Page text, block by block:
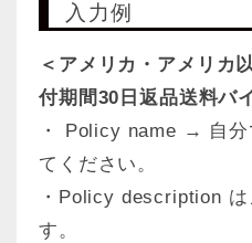
入力例
＜アメリカ・アメリカ
付期間30日返品送料バ
・ Policy name → 自分
てください。
・Policy description
す。